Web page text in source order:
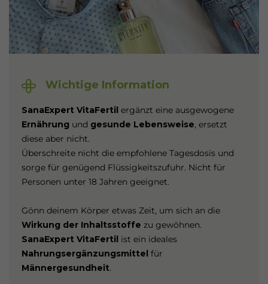
Wichtige Information
SanaExpert VitaFertil ergänzt eine ausgewogene
Ernährung und gesunde Lebensweise, ersetzt
diese aber nicht.
Überschreite nicht die empfohlene Tagesdosis und
sorge für genügend Flüssigkeitszufuhr. Nicht für
Personen unter 18 Jahren geeignet.
Gönn deinem Körper etwas Zeit, um sich an die
Wirkung der Inhaltsstoffe zu gewöhnen.
SanaExpert VitaFertil ist ein ideales
Nahrungsergänzungsmittel für
Männergesundheit.